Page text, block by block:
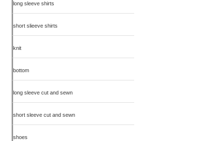
long sleeve shirts
short slieeve shirts
knit
bottom
long sleeve cut and sewn
short sleeve cut and sewn
shoes